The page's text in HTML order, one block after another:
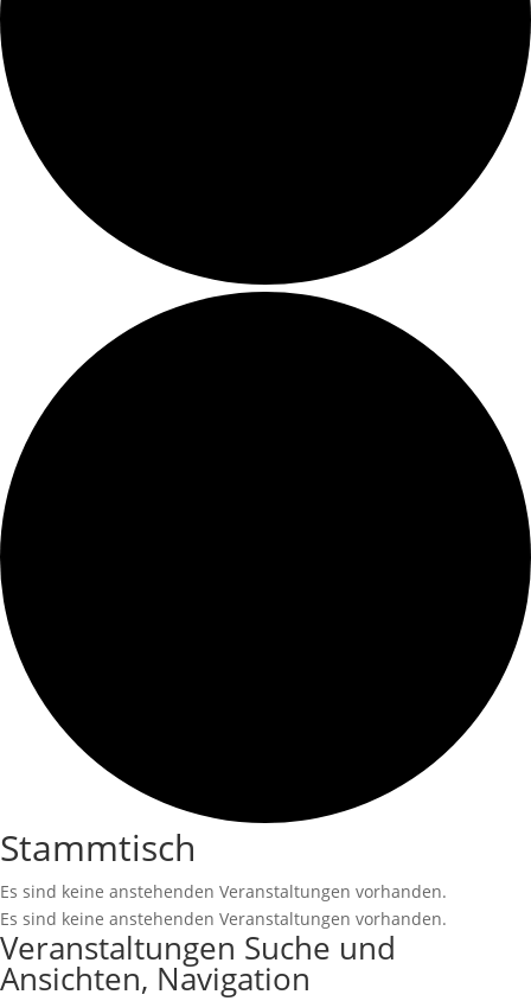
Stammtisch
Es sind keine anstehenden Veranstaltungen vorhanden.
Es sind keine anstehenden Veranstaltungen vorhanden.
Veranstaltungen Suche und
Ansichten, Navigation